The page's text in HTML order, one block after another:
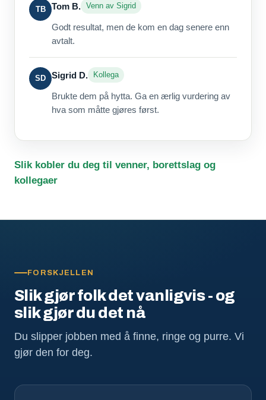
TB Tom B. Venn av Sigrid
Godt resultat, men de kom en dag senere enn
avtalt.
SD Sigrid D. Kollega
Brukte dem på hytta. Ga en ærlig vurdering av
hva som måtte gjøres først.
Slik kobler du deg til venner, borettslag og
kollegaer
FORSKJELLEN
Slik gjør folk det vanligvis - og
slik gjør du det nå
Du slipper jobben med å finne, ringe og purre. Vi
gjør den for deg.